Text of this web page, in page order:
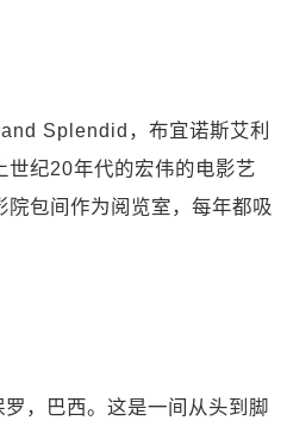
Splendid，布宜诺斯艾利
世纪20年代的宏伟的电影艺
包间作为阅览室，每年都吸
，巴西。这是一间从头到脚